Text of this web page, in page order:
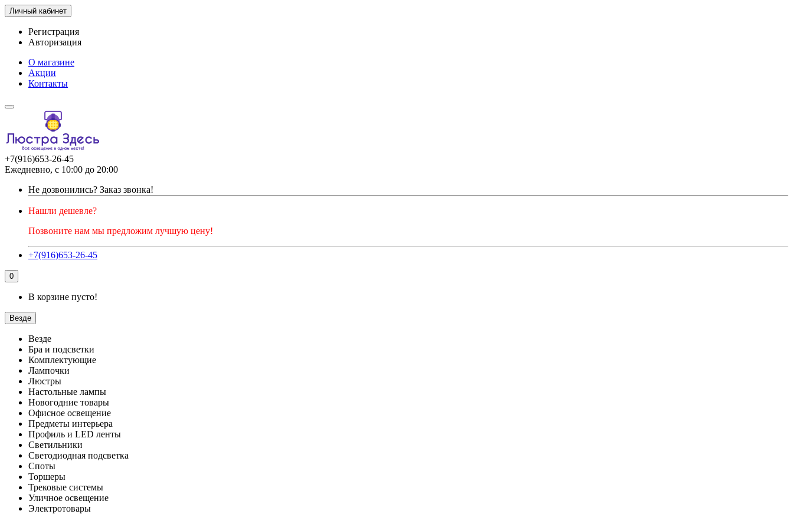
Личный кабинет
Регистрация
Авторизация
О магазине
Акции
Контакты
+7(916)653-26-45
Ежедневно, с 10:00 до 20:00
Не дозвонились? Заказ звонка!
Нашли дешевле?
Позвоните нам мы предложим лучшую цену!
+7(916)653-26-45
0
В корзине пусто!
Везде
Везде
Бра и подсветки
Комплектующие
Лампочки
Люстры
Настольные лампы
Новогодние товары
Офисное освещение
Предметы интерьера
Профиль и LED ленты
Светильники
Светодиодная подсветка
Споты
Торшеры
Трековые системы
Уличное освещение
Электротовары